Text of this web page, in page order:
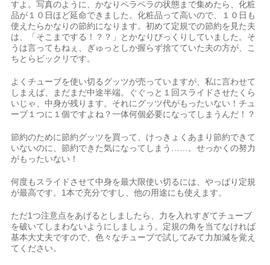
すよ。写真のように、かなりペラペラの状態まで集めたら、化粧
品が１０日ほど延命できました。化粧品って高いので、１０日も
使えたらかなりの節約になります。初めて定規での節約を見た夫
は、「そこまでする！？？」とかなりびっくりしていました。そ
うは言ってもねぇ、ぎゅっとしか握らず捨てていた夫の方が、こ
ちとらビックリです。
よくチューブを使い切るグッツが売っていますが、私に言わせて
しまえば、まだまだ中途半端。ぐぐっと１回スライドさせたくら
いじゃ、中身が残ります。それにグッツ代がもったいない！チュ
ーブ１つに１個ですよね？一体何個必要になってしまうんだ！？
節約のために節約グッツを買って、けっきょくあまり節約できて
いないのに、節約できた気になってしまう……。せっかくの努力
がもったいない！
何度もスライドさせて中身を最大限使い切るには、やっぱり定規
が最高です。1本で充分ですし、他の用途にも使えます。
ただ1つ注意点をあげるとしましたら、力を入れすぎてチューブ
を破いてしまわないようにしましょう。定規の角を当てなければ
基本大丈夫ですので、色々なチューブで試してみて力加減を覚え
てください。